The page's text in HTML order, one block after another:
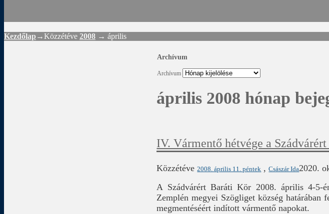
Kezdőlap →Közzétéve 2008 → április
Archívum
Archívum
április 2008 hónap
IV. Vármentő hétvége a
Közzétéve2008. április 11. péntek ,Császár Ida2020.
A Szádvárért Baráti Kör 2008. április 4-5-
Zemplén megyei Szögliget község
megmentéséért indított vármentő napokat.